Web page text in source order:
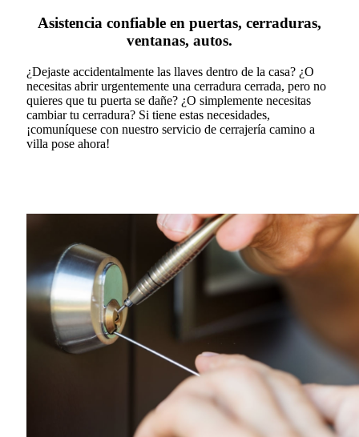
Asistencia confiable en puertas, cerraduras,
ventanas, autos.
¿Dejaste accidentalmente las llaves dentro de la casa? ¿O
necesitas abrir urgentemente una cerradura cerrada, pero no
quieres que tu puerta se dañe? ¿O simplemente necesitas
cambiar tu cerradura? Si tiene estas necesidades,
¡comuníquese con nuestro servicio de cerrajería camino a
villa pose ahora!